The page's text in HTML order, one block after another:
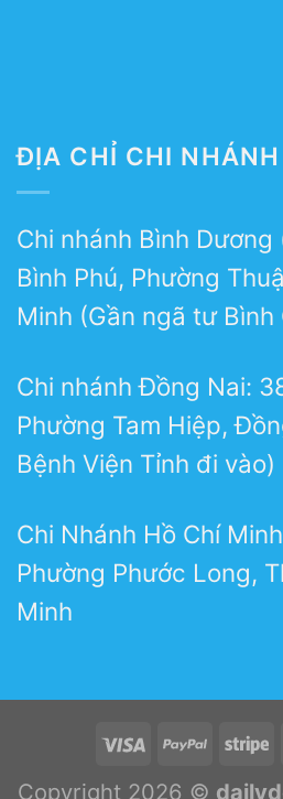
ĐỊA CHỈ CHI NHÁNH
Chi nhánh Bình
Bình Phú, Phường
Minh (Gần ngã tư Bình
Chi nhánh Đồng Nai:
Phường Tam Hiệp,
Bệnh Viện Tỉnh đi vào)
Chi Nhánh Hồ Chí
Phường Phước Long,
Minh
Copyright 2026 ©